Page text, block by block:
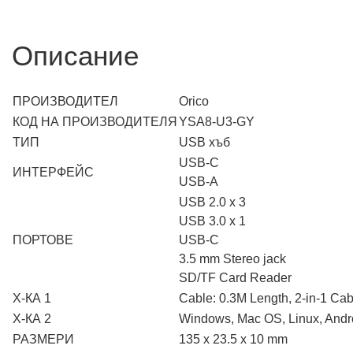
Описание
ПРОИЗВОДИТЕЛ
Orico
КОД НА ПРОИЗВОДИТЕЛЯ YSA8-U3-GY
ТИП
USB хъб
ИНТЕРФЕЙС
USB-C
USB-A
ПОРТОВЕ
USB 2.0 x 3
USB 3.0 x 1
USB-C
3.5 mm Stereo jack
SD/TF Card Reader
Х-КА 1
Cable: 0.3M Length, 2-in-1
Х-КА 2
Windows, Mac OS, Linux,
РАЗМЕРИ
135 x 23.5 x 10 mm